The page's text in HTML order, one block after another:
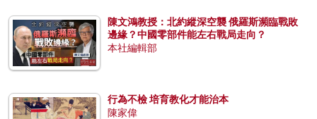
陳文鴻教授：北約縱深空襲 俄羅斯瀕臨戰敗
邊緣？中國零部件能左右戰局走向？
本社編輯部
行為不檢 培育教化才能治本
陳家偉